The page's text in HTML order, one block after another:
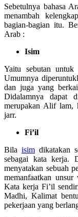
Sebetulnya bahasa
menambah
bagian-bagian itu.
Arab :
Isim
Yaitu sebutan
Umumnya
dan juga yang
Didalamnya dapat
merupakan Alif lam,
jarr.
Fi’il
Bila isim dikatakan
sebagai kata kerja.
menyatakan sebuah
memanfaatkan
Kata kerja Fi’il
Madhi, Kalimat
pekerjaan yang